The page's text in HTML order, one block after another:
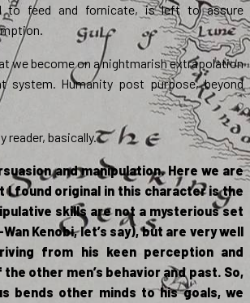
to feed and fornicate, is left to assure
we become on a nightmarish extrapolation
system. Humanity post purpose, beyond
reader, basically.
and manipulation. Here we are
I found original in this character is the
skills are not a mysterious set
Kenobi, let’s say), but are very well
from his keen perception and
other men’s behavior and past. So,
bends other minds to his goals, we